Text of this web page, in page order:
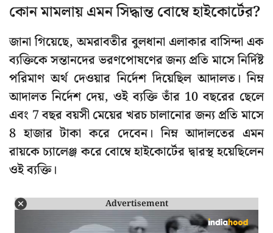
কোন মামলায় এমন সিদ্ধান্ত বোম্বে হাইকোর্টের?
জানা গিয়েছে, অমরাবতীর বুলধানা এলাকার বাসিন্দা এক
ব্যক্তিকে সন্তানদের ভরণপোষণের জন্য প্রতি মাসে নির্দিষ্ট
পরিমাণ অর্থ দেওয়ার নির্দেশ দিয়েছিল আদালত। নিম্ন
আদালত নির্দেশ দেয়, ওই ব্যক্তি তাঁর 10 বছরের ছেলে
এবং 7 বছর বয়সী মেয়ের খরচ চালানোর জন্য প্রতি মাসে
8 হাজার টাকা করে দেবেন। নিম্ন আদালতের এমন
রায়কে চ্যালেঞ্জ করে বোম্বে হাইকোর্টের দ্বারস্থ হয়েছিলেন
ওই ব্যক্তি।
Advertisement